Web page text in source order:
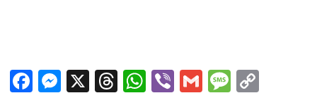
Facebook
Messenger
X Threads
WhatsApp
ViberGmail